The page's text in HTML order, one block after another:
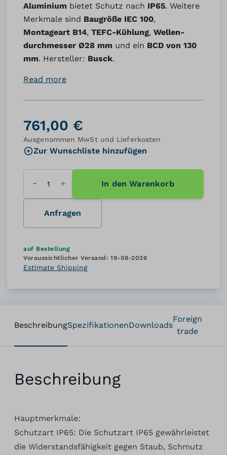
Aluminium bietet Schutz nach IP65. Weitere
Merkmale sind Baugröße IEC 100,
Montageart B14, TEFC-Kühlung, Wellen­
durchmesser Ø28 mm und ein BCD von 130
mm. Hersteller: Busck.
Read more
761,00 €
Ausgenommen MwSt und Lieferkosten
Zur Wunschliste hinzufügen
Menge In den Warenkorb
Anfragen
auf Bestellung
Voraussichtlicher Versand: 19-08-2026
Estimate Shipping
BeschreibungSpezifikationenDownloads
Foreign
trade
Beschreibung
Hauptmerkmale:
Schutzart IP65: Die Schutzart IP65 gewährleistet
die Widerstandsfähigkeit gegen Staub, Schmutz